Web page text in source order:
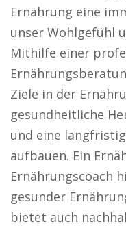
Ernährung eine
unser Wohlgefühl
Mithilfe einer
Ziele in der
gesundheitliche
und eine
aufbauen. Ein
Ernährungscoach
gesunder
bietet auch